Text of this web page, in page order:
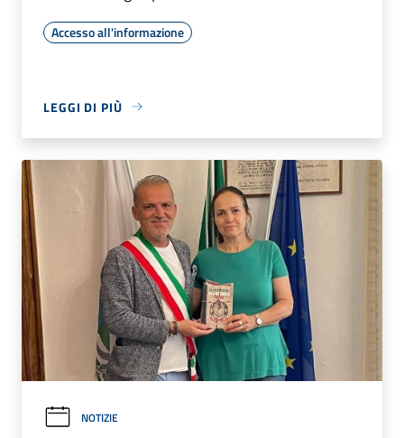
Accesso all'informazione
LEGGI DI PIÙ
NOTIZIE